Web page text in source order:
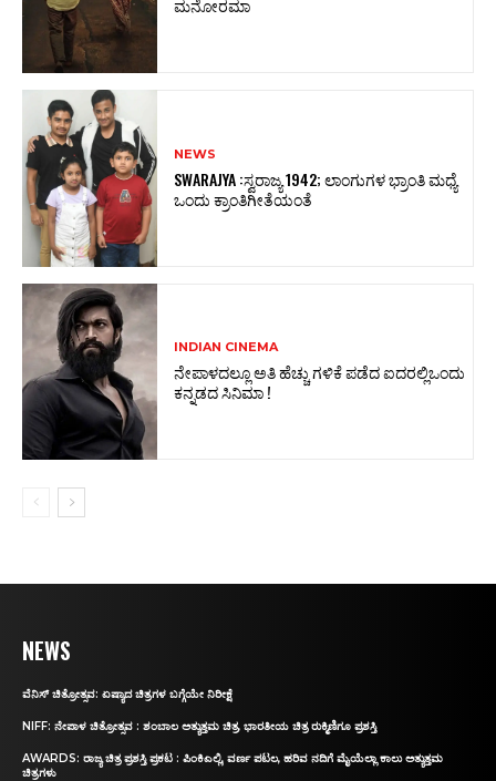
ಮನೋರಮಾ
NEWS
SWARAJYA :ಸ್ವರಾಜ್ಯ 1942; ಲಾಂಗುಗಳ ಭ್ರಾಂತಿ ಮಧ್ಯೆ
ಒಂದು ಕ್ರಾಂತಿಗೀತೆಯಂತೆ
INDIAN CINEMA
ನೇಪಾಳದಲ್ಲೂ ಅತಿ ಹೆಚ್ಚು ಗಳಿಕೆ ಪಡೆದ ಐದರಲ್ಲಿಒಂದು
ಕನ್ನಡದ ಸಿನಿಮಾ !
NEWS
ವೆನಿಸ್‌ ಚಿತ್ರೋತ್ಸವ: ಏಷ್ಯಾದ ಚಿತ್ರಗಳ ಬಗ್ಗೆಯೇ ನಿರೀಕ್ಷೆ
NIFF: ನೇಪಾಳ ಚಿತ್ರೋತ್ಸವ : ಶಂಬಾಲ ಅತ್ಯುತ್ತಮ ಚಿತ್ರ, ಭಾರತೀಯ ಚಿತ್ರ ರುಕ್ಮಿಣಿಗೂ ಪ್ರಶಸ್ತಿ
AWARDS: ರಾಜ್ಯ ಚಿತ್ರ ಪ್ರಶಸ್ತಿ ಪ್ರಕಟ : ಪಿಂಕಿಎಲ್ಲಿ, ವರ್ಣ ಪಟಲ, ಹರಿವ ನದಿಗೆ ಮೈಯೆಲ್ಲಾ ಕಾಲು ಅತ್ಯುತ್ತಮ
ಚಿತ್ರಗಳು